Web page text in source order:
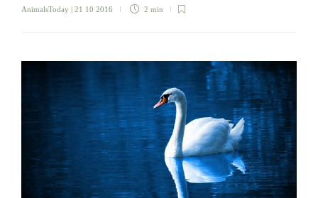
AnimalsToday | 21 10 2016 2 min